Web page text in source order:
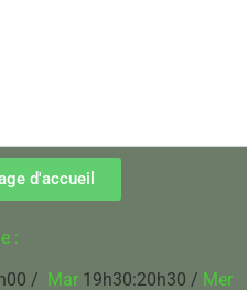
d'accueil
:
/ Mar 19h30:20h30 / Mer